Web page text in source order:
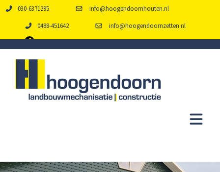
030-6371295 info@hoogendoornhouten.nl
0488-451642 info@hoogendoornzetten.nl